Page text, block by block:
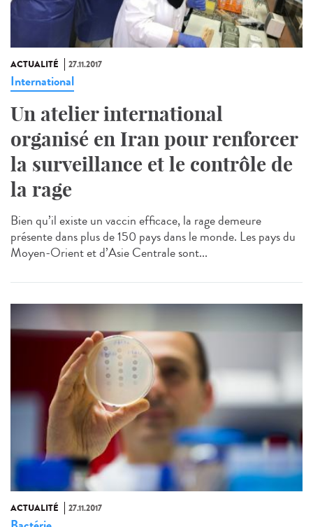
ACTUALITÉ 27.11.2017
International
Un atelier international
organisé en Iran pour renforcer
la surveillance et le contrôle de
la rage
Bien qu’il existe un vaccin efficace, la rage demeure
présente dans plus de 150 pays dans le monde. Les pays du
Moyen-Orient et d’Asie Centrale sont...
ACTUALITÉ 27.11.2017